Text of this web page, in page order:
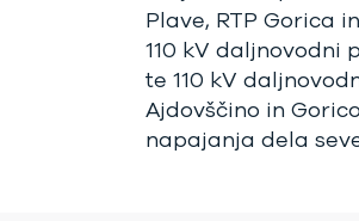
Plave, RTP Gorica
110 kV daljnovodni
te 110 kV
Ajdovščino in
napajanja dela